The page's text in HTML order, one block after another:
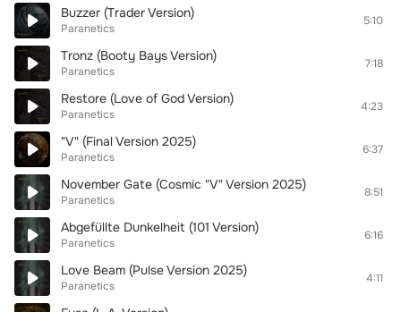
Buzzer (Trader Version)
Paranetics
5:10
Tronz (Booty Bays Version)
Paranetics
7:18
Restore (Love of God Version)
Paranetics
4:23
"V" (Final Version 2025)
Paranetics
6:37
November Gate (Cosmic "V" Version 2025)
Paranetics
8:51
Abgefüllte Dunkelheit (101 Version)
Paranetics
6:16
Love Beam (Pulse Version 2025)
Paranetics
4:11